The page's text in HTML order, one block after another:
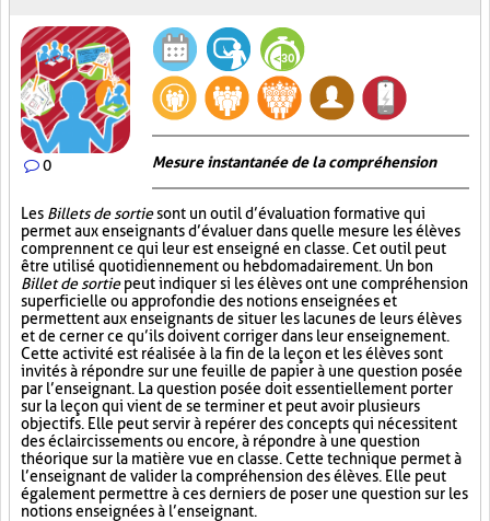
0 Mesure instantanée de la compréhension
Les Billets de sortiesont un outil d’évaluation formative qui
permet aux enseignants d’évaluer dans quelle mesure les élèves
comprennent ce qui leur est enseigné en classe. Cet outil peut
être utilisé quotidiennement ou hebdomadairement. Un bon
Billet de sortiepeut indiquer si les élèves ont une compréhension
superficielle ou approfondie des notions enseignées et
permettent aux enseignants de situer les lacunes de leurs élèves
et de cerner ce qu’ils doivent corriger dans leur enseignement.
Cette activité est réalisée à la fin de la leçon et les élèves sont
invités à répondre sur une feuille de papier à une question posée
par l’enseignant. La question posée doit essentiellement porter
sur la leçon qui vient de se terminer et peut avoir plusieurs
objectifs. Elle peut servir à repérer des concepts qui nécessitent
des éclaircissements ou encore, à répondre à une question
théorique sur la matière vue en classe. Cette technique permet à
l’enseignant de valider la compréhension des élèves. Elle peut
également permettre à ces derniers de poser une question sur les
notions enseignées à l’enseignant.